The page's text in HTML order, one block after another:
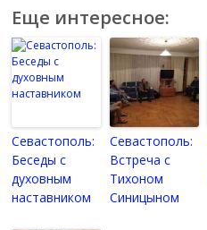
Еще интересное:
Севастополь:
Беседы с
духовным
наставником
Севастополь:
Встреча с
Тихоном
Синицыном